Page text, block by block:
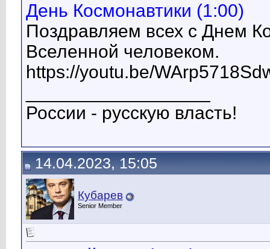
День Космонавтики (1:00)
Поздравляем всех с Днем
Вселенной человеком.
https://youtu.be/
России - русскую власть!
14.04.2023, 15:05
Кубарев
Senior Member